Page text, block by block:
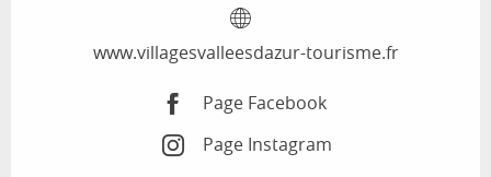
www.villagesvalleesdazur-tourisme.fr
Page Facebook
Page Instagram